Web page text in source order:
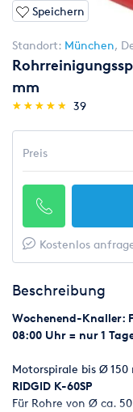
Speichern
Standort: München,
mm
(*)
★
★
(*)★
★
(*) ★
★
(*) ★
★
(*) ★
★ 39
Preis
Kostenlos
Beschreibung
Wochenend-Knaller:
08:00 Uhr = nur 1
Motorspirale bis Ø 150
RIDGID K-60SP
Für Rohre von Ø ca.